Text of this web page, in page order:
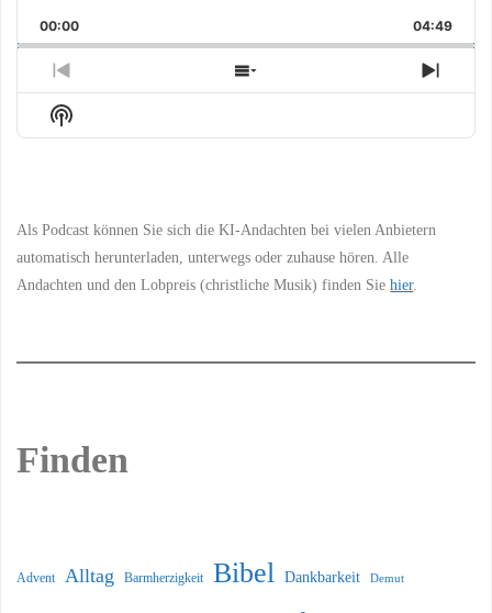
Rate
Forward
00:00 04:49
Previous
Episode
Show
Episodes
Next
Show
Podcast
Als Podcast können Sie sich die KI-Andachten bei vielen Anbietern
automatisch herunterladen, unterwegs oder zuhause hören. Alle
Andachten und den Lobpreis (christliche Musik) finden Siehier.
Finden
Advent Alltag Barmherzigkeit Bibel Dankbarkeit Demut